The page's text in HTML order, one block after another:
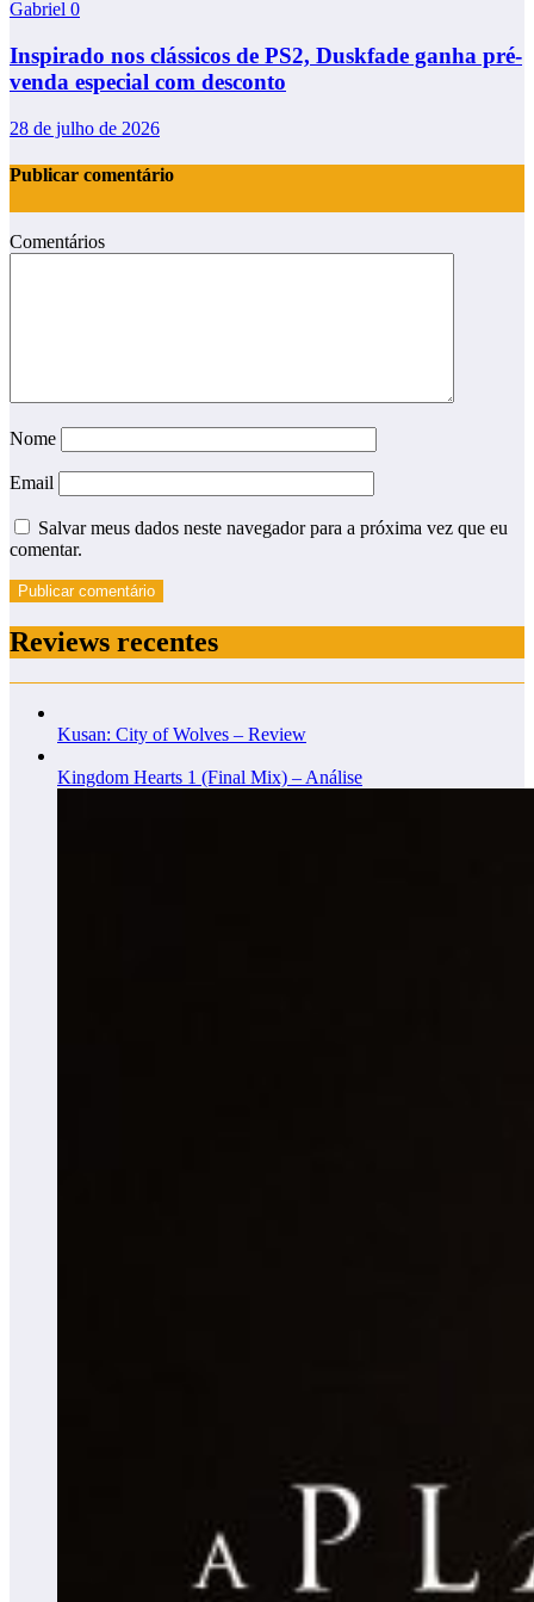
Gabriel 0
Inspirado nos clássicos de PS2, Duskfade ganha pré-
venda especial com desconto
28 de julho de 2026
Publicar comentário
Comentários
Nome
Email
Salvar meus dados neste navegador para a próxima vez que eu
comentar.
Reviews recentes
Kusan: City of Wolves – Review
Kingdom Hearts 1 (Final Mix) – Análise